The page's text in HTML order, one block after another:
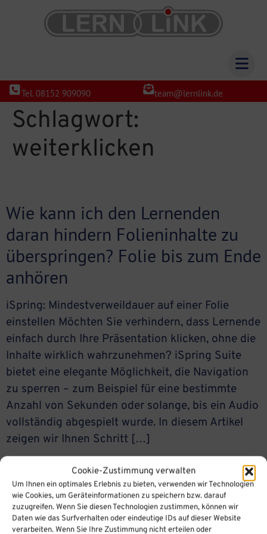
Cookie-Zustimmung verwalten
Um Ihnen ein optimales Erlebnis zu bieten, verwenden wir Technologien
wie Cookies, um Geräteinformationen zu speichern bzw. darauf
zuzugreifen. Wenn Sie diesen Technologien zustimmen, können wir
Daten wie das Surfverhalten oder eindeutige IDs auf dieser Website
verarbeiten. Wenn Sie Ihre Zustimmung nicht erteilen oder
Tel. 08152 909090 team@lernlink.de
Schlagwort:
weiterklicken
Wie kann ich den Lernenden
daran hindern Folieninhalte zu
überspringen? Folie bis zum Ende
anhören
iSpring: Mindestverweildauer auf einer Folie
einstellen Möchten Sie verhindern, dass Lernende
einfach durch Ihre Präsentation klicken, ohne die
Inhalte wirklich wahrzunehmen? iSpring Suite
bietet eine elegante Möglichkeit, die Navigation
zu sperren – zum Beispiel für eine bestimmte
Anzahl von Sekunden oder solange, bis ein Audio
vollständig abgespielt wurde. In diesem Artikel
zeigen wir Ihnen Schritt […]
Wie kann ich den Nutzer daran
hindern zu klicken, z.B. für 20